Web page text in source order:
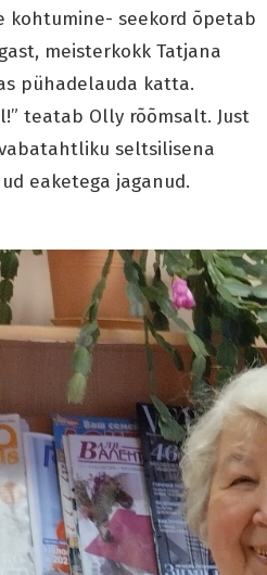
kohtumine- seekord õpetab
meisterkokk Tatjana
pühadelauda katta.
teatab Olly rõõmsalt. Just
seltsilisena
eaketega jaganud.